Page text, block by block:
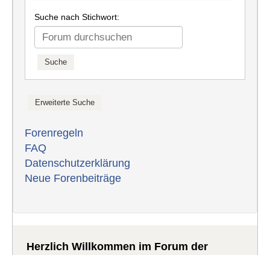
Suche nach Stichwort:
Forenregeln
FAQ
Datenschutzerklärung
Neue Forenbeiträge
Herzlich Willkommen im Forum der